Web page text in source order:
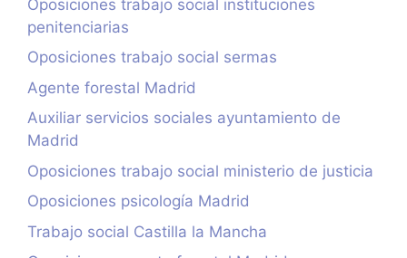
Oposiciones trabajo social instituciones
penitenciarias
Oposiciones trabajo social sermas
Agente forestal Madrid
Auxiliar servicios sociales ayuntamiento de
Madrid
Oposiciones trabajo social ministerio de justicia
Oposiciones psicología Madrid
Trabajo social Castilla la Mancha